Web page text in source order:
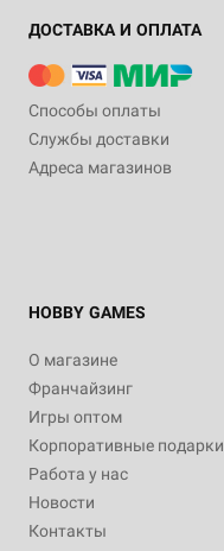
ДОСТАВКА И ОПЛАТА
Способы оплаты
Службы доставки
Адреса магазинов
HOBBY GAMES
О магазине
Франчайзинг
Игры оптом
Корпоративные подарки
Работа у нас
Новости
Контакты